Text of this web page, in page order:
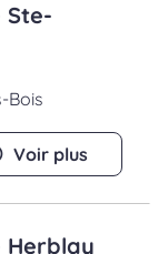
Ste-
Bois
Voir plus
Herblay